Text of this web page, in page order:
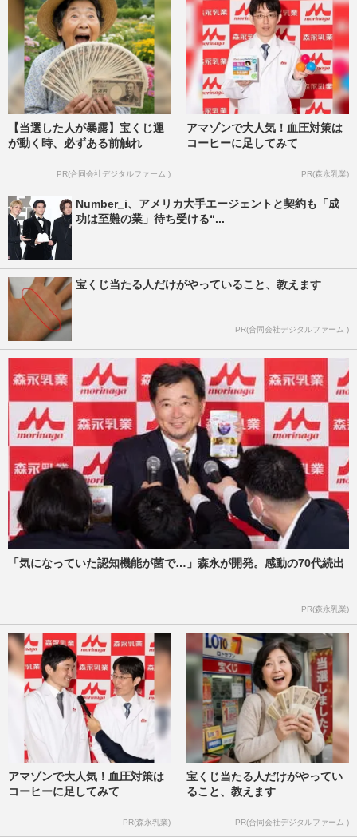
【当選した人が暴露】宝くじ運
が動く時、必ずある前触れ
PR(合同会社デジタルファーム )
アマゾンで大人気！血圧対策は
コーヒーに足してみて
PR(森永乳業)
Number_i、アメリカ大手エージェントと契約も「成
功は至難の業」待ち受ける“...
宝くじ当たる人だけがやっていること、教えます
PR(合同会社デジタルファーム )
「気になっていた認知機能が菌で…」森永が開発。感動の70代続出
PR(森永乳業)
アマゾンで大人気！血圧対策は
コーヒーに足してみて
PR(森永乳業)
宝くじ当たる人だけがやってい
ること、教えます
PR(合同会社デジタルファーム )